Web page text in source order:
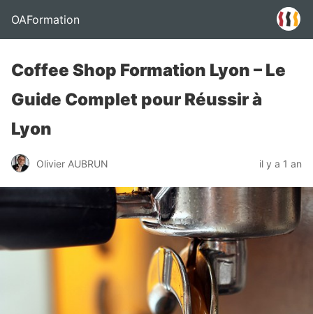
OAFormation
Coffee Shop Formation Lyon – Le
Guide Complet pour Réussir à
Lyon
Olivier AUBRUN il y a 1 an